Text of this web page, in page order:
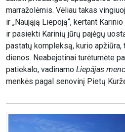
marražolėmis. Vėliau takas
ir „Naująją Liepoją“, kertant
ir pasiekti Karinių jūrų pajėgų
pastatų kompleksą, kurio apžiūra,
dienos. Neabejotinai turėtumėte
patiekalo, vadinamo Liepājas
menkės pagal senovinį Pietų